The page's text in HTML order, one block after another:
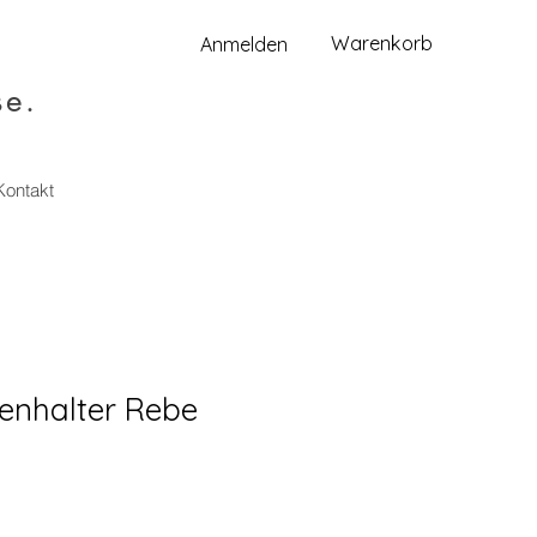
Anmelden Warenkorb
Rebe